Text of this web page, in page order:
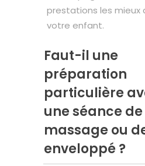
prestations les mieux
votre enfant.
Faut-il une
préparation
particulière
une séance de
massage ou
enveloppé ?